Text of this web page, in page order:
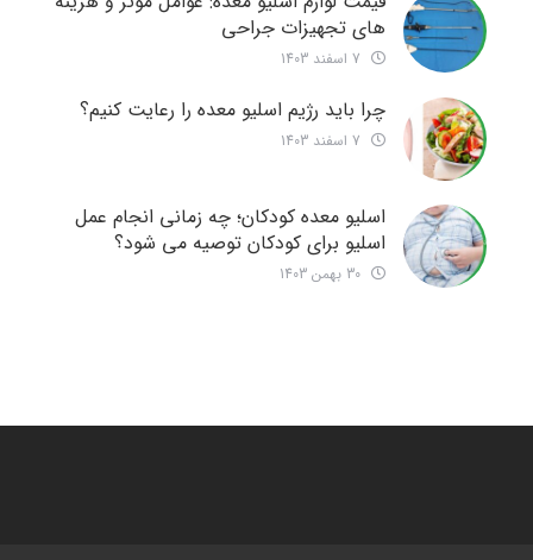
های تجهیزات جراحی
چرا باید رژیم اسلیو معده را رعایت کنیم؟
اسلیو معده کودکان؛ چه زمانی انجام عمل
اسلیو برای کودکان توصیه می شود؟